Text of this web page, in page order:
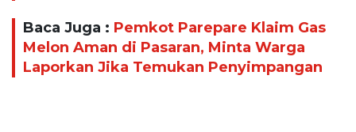
Baca Juga : Pemkot Parepare Klaim Gas
Melon Aman di Pasaran, Minta Warga
Laporkan Jika Temukan Penyimpangan